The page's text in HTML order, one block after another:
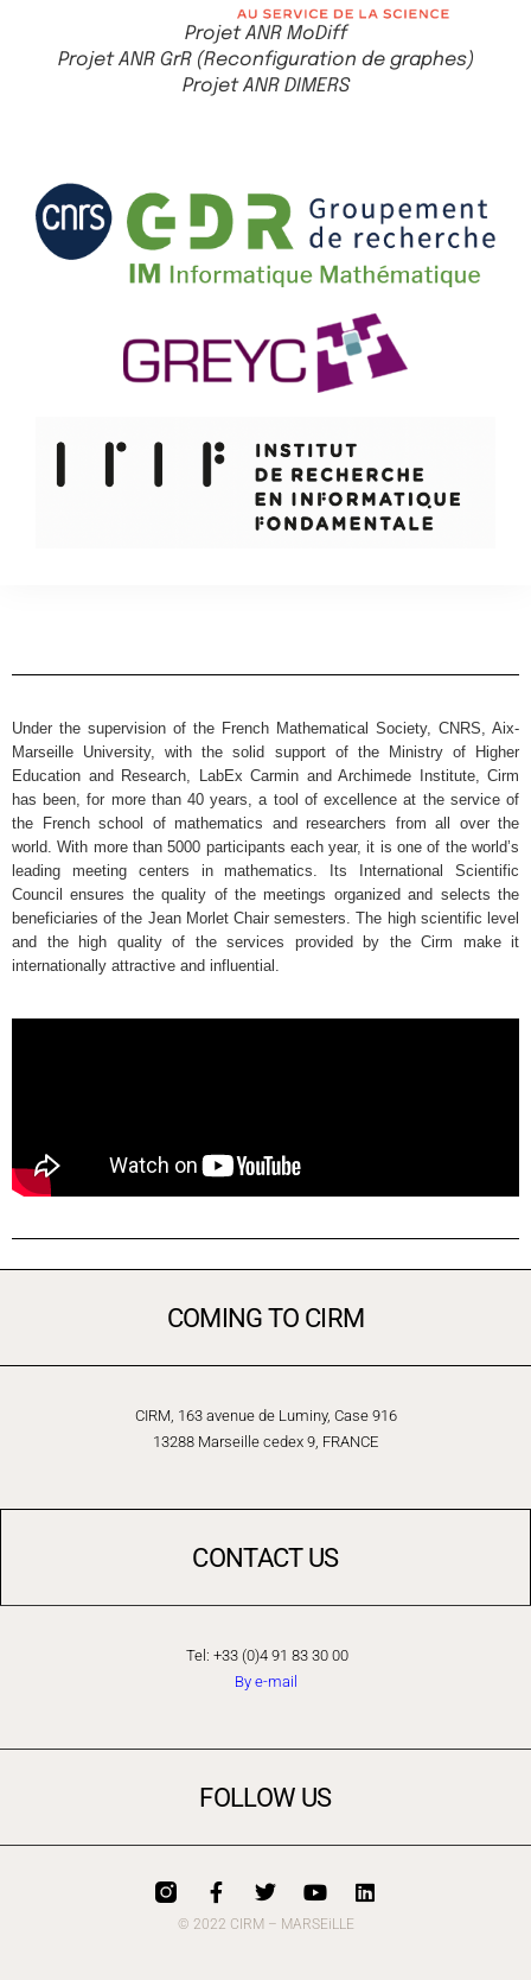
Projet ANR MoDiff
Projet ANR GrR (Reconfiguration de graphes)
Projet ANR DIMERS
Under the supervision of the French Mathematical Society, CNRS, Aix-
Marseille University, with the solid support of the Ministry of Higher
Education and Research, LabEx Carmin and Archimede Institute, Cirm
has been, for more than 40 years, a tool of excellence at the service of
the French school of mathematics and researchers from all over the
world. With more than 5000 participants each year, it is one of the world’s
leading meeting centers in mathematics. Its International Scientific
Council ensures the quality of the meetings organized and selects the
beneficiaries of the Jean Morlet Chair semesters. The high scientific level
and the high quality of the services provided by the Cirm make it
internationally attractive and influential.
COMING TO CIRM
CIRM, 163 avenue de Luminy, Case 916
13288 Marseille cedex 9, FRANCE
CONTACT US
Tel: +33 (0)4 91 83 30 00
By e-mail
FOLLOW US
© 2022 CIRM – MARSEiLLE